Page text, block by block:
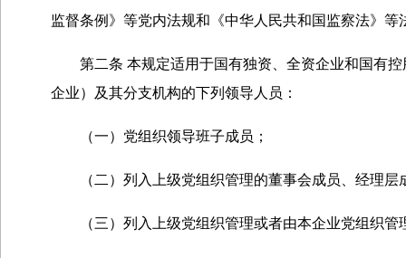
监督条例》等党内法规和《中华人民共和国监察法》等
第二条 本规定适用于国有独资、全资企业和国有控
企业）及其分支机构的下列领导人员：
（一）党组织领导班子成员；
（二）列入上级党组织管理的董事会成员、经理层
（三）列入上级党组织管理或者由本企业党组织管